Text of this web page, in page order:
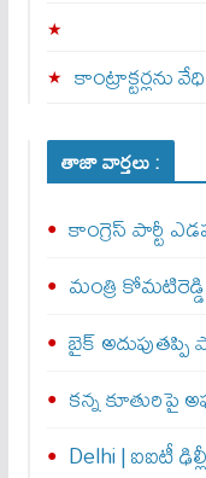
కాంట్రాక్టర్లను
తాజా వార్తలు :
కాంగ్రెస్ పార్టీ
మంత్రి
బైక్‌
కన్న
Delhi | ఐఐటీ